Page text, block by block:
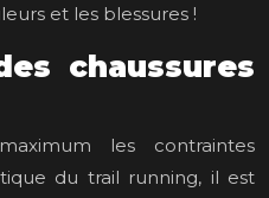
et les blessures !
chaussures
les contraintes
du trail running, il est